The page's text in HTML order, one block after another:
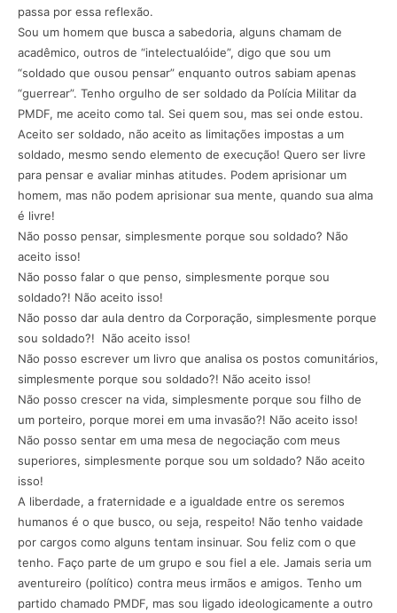
passa por essa reflexão.
Sou um homem que busca a sabedoria, alguns chamam de
acadêmico, outros de “intelectualóide”, digo que sou um
“soldado que ousou pensar” enquanto outros sabiam apenas
“guerrear”. Tenho orgulho de ser soldado da Polícia Militar da
PMDF, me aceito como tal. Sei quem sou, mas sei onde estou.
Aceito ser soldado, não aceito as limitações impostas a um
soldado, mesmo sendo elemento de execução! Quero ser livre
para pensar e avaliar minhas atitudes. Podem aprisionar um
homem, mas não podem aprisionar sua mente, quando sua alma
é livre!
Não posso pensar, simplesmente porque sou soldado? Não
aceito isso!
Não posso falar o que penso, simplesmente porque sou
soldado?! Não aceito isso!
Não posso dar aula dentro da Corporação, simplesmente porque
sou soldado?! Não aceito isso!
Não posso escrever um livro que analisa os postos comunitários,
simplesmente porque sou soldado?! Não aceito isso!
Não posso crescer na vida, simplesmente porque sou filho de
um porteiro, porque morei em uma invasão?! Não aceito isso!
Não posso sentar em uma mesa de negociação com meus
superiores, simplesmente porque sou um soldado? Não aceito
isso!
A liberdade, a fraternidade e a igualdade entre os seremos
humanos é o que busco, ou seja, respeito! Não tenho vaidade
por cargos como alguns tentam insinuar. Sou feliz com o que
tenho. Faço parte de um grupo e sou fiel a ele. Jamais seria um
aventureiro (político) contra meus irmãos e amigos. Tenho um
partido chamado PMDF, mas sou ligado ideologicamente a outro